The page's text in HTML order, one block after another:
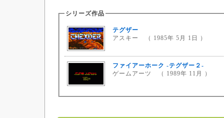
シリーズ作品
テグザー
アスキー （ 1985年 5月 1日 ）
ファイアーホーク -テグザー２-
ゲームアーツ （ 1989年 11月 ）